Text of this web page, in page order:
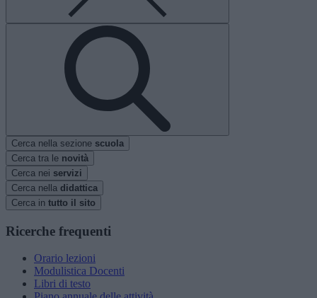
Cerca nella sezione scuola
Cerca tra le novità
Cerca nei servizi
Cerca nella didattica
Cerca in tutto il sito
Ricerche frequenti
Orario lezioni
Modulistica Docenti
Libri di testo